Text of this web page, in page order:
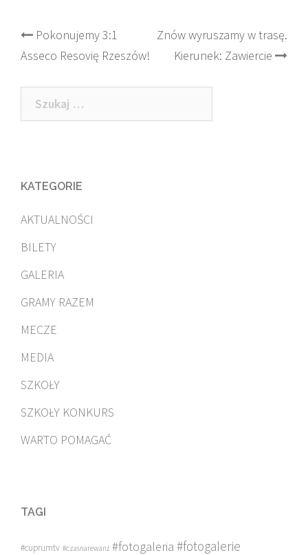
Post
navigation
Pokonujemy 3:1
Asseco Resovię Rzeszów!
Znów wyruszamy w trasę.
Kierunek: Zawiercie
Szukaj:
KATEGORIE
AKTUALNOŚCI
BILETY
GALERIA
GRAMY RAZEM
MECZE
MEDIA
SZKOŁY
SZKOŁY KONKURS
WARTO POMAGAĆ
TAGI
#cuprumtv #czasnarewanż #fotogaleria #fotogalerie